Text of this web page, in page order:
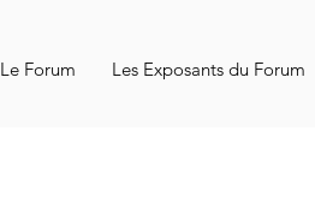
Le Forum Les Exposants du Forum